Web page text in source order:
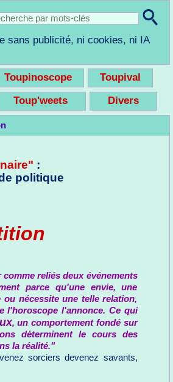
sans publicité, ni cookies, ni IA
Toupinoscope
Toupival
Toup'weets Divers
:
politique
reliés deux événements
parce qu'une envie, une
nécessite une telle relation,
l'horoscope l'annonce. Ce qui
, un comportement fondé sur
déterminent le cours des
la réalité."
sorciers devenez savants,